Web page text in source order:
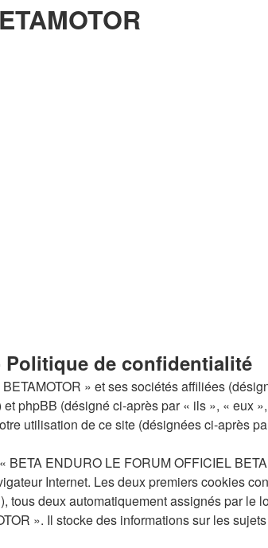
Politique de confidentialité
» et ses sociétés affiliées
phpBB (désigné ci-après par « ils », « eux
utilisation de ce site (désignées ci-après
ENDURO LE FORUM OFFICIEL
Internet. Les deux premiers cookies
deux automatiquement assignés par
». Il stocke des informations sur les